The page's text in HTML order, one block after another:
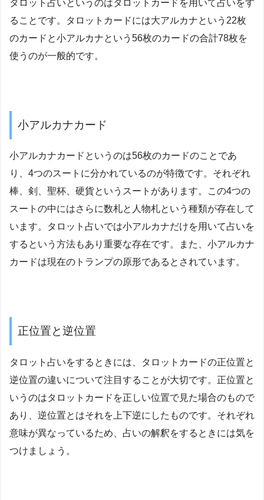
タロット占いというのはタロットカードを用いて占いをす
ることです。タロットカードには大アルカナという22枚
のカードと小アルカナという56枚のカードの合計78枚を
使うのが一般的です。
小アルカナカード
小アルカナカードというのは56枚のカードのことであ
り、4つのスートに分かれているのが特徴です。それぞれ
棒、剣、聖杯、硬貨というスートがあります。この4つの
スートの中にはさらに数札と人物札という種類が存在して
います。タロット占いでは小アルカナだけを用いて占いを
するという方法もあり重要な存在です。また、小アルカナ
カードは現在のトランプの原形であるとされています。
正位置と逆位置
タロット占いをするときには、タロットカードの正位置と
逆位置の違いについて注目することが大切です。正位置と
いうのはタロットカードを正しい位置で見た場合のもので
あり、逆位置とはそれを上下逆にしたものです。それぞれ
意味が異なっているため、占いの解釈をするときには気を
つけましょう。